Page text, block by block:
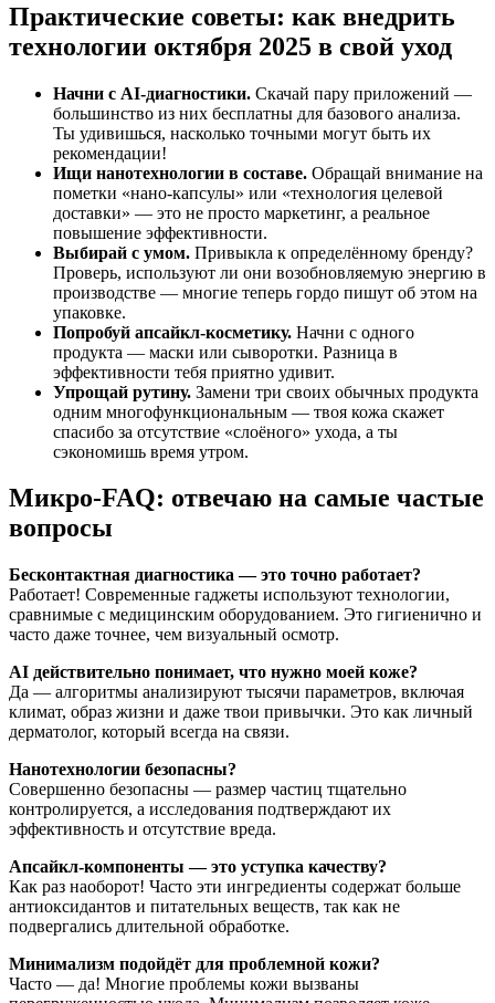
Практические советы: как внедрить
технологии октября 2025 в свой уход
Начни с AI-диагностики. Скачай пару приложений —
большинство из них бесплатны для базового анализа.
Ты удивишься, насколько точными могут быть их
рекомендации!
Ищи нанотехнологии в составе. Обращай внимание на
пометки «нано-капсулы» или «технология целевой
доставки» — это не просто маркетинг, а реальное
повышение эффективности.
Выбирай с умом. Привыкла к определённому бренду?
Проверь, используют ли они возобновляемую энергию в
производстве — многие теперь гордо пишут об этом на
упаковке.
Попробуй апсайкл-косметику. Начни с одного
продукта — маски или сыворотки. Разница в
эффективности тебя приятно удивит.
Упрощай рутину. Замени три своих обычных продукта
одним многофункциональным — твоя кожа скажет
спасибо за отсутствие «слоёного» ухода, а ты
сэкономишь время утром.
Микро-FAQ: отвечаю на самые частые
вопросы
Бесконтактная диагностика — это точно работает?
Работает! Современные гаджеты используют технологии,
сравнимые с медицинским оборудованием. Это гигиенично и
часто даже точнее, чем визуальный осмотр.
AI действительно понимает, что нужно моей коже?
Да — алгоритмы анализируют тысячи параметров, включая
климат, образ жизни и даже твои привычки. Это как личный
дерматолог, который всегда на связи.
Нанотехнологии безопасны?
Совершенно безопасны — размер частиц тщательно
контролируется, а исследования подтверждают их
эффективность и отсутствие вреда.
Апсайкл-компоненты — это уступка качеству?
Как раз наоборот! Часто эти ингредиенты содержат больше
антиоксидантов и питательных веществ, так как не
подвергались длительной обработке.
Минимализм подойдёт для проблемной кожи?
Часто — да! Многие проблемы кожи вызваны